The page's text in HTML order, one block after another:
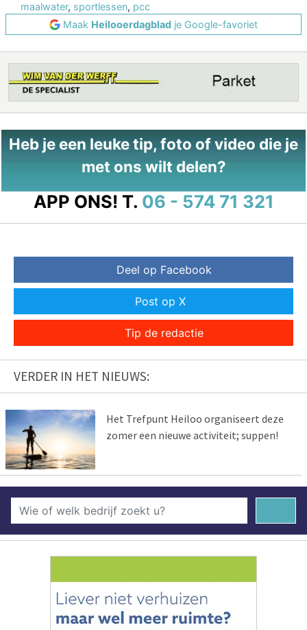
maalwater, sportlessen, pcc
Maak Heilooerdagblad je Google-favoriet
Heb je een leuke tip, foto of video die je
met ons wilt delen?
APP ONS! T. 06 - 574 71 321
Deel op Facebook
Post op X
Tip de redactie
VERDER IN HET NIEUWS:
Het Trefpunt Heiloo organiseert deze
zomer een nieuwe activiteit; suppen!